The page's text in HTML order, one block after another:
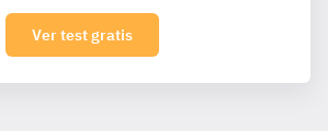
Ver test gratis